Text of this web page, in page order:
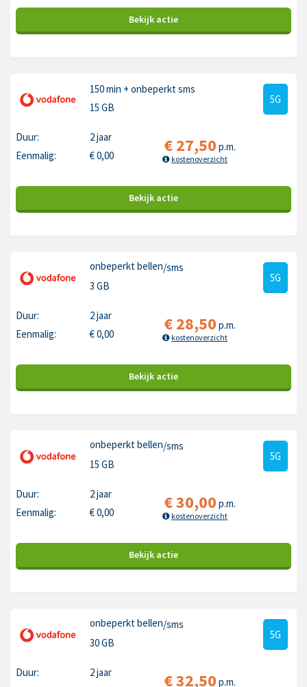
Bekijk actie
150 min + onbeperkt sms
15 GB
5G
Duur:
2 jaar
Eenmalig:
€0,00 €27,50 p.m.
kostenoverzicht
Bekijk actie
onbeperkt bellen/sms
3 GB
5G
Duur:
2 jaar
Eenmalig:
€0,00 €28,50 p.m.
kostenoverzicht
Bekijk actie
onbeperkt bellen/sms
15 GB
5G
Duur:
2 jaar
Eenmalig:
€0,00 €30,00 p.m.
kostenoverzicht
Bekijk actie
onbeperkt bellen/sms
30 GB
5G
Duur:
2 jaar
€32,50 p.m.